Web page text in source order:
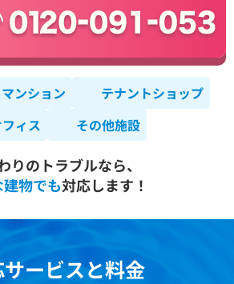
マンション
テナントショップ
ィス
その他施設
りのトラブルなら、
物でも対応します！
ービスと料金